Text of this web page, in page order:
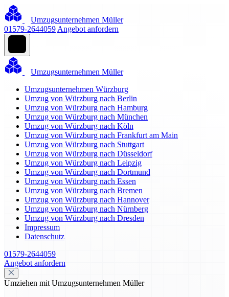
Umzugsunternehmen Müller
01579-2644059 Angebot anfordern
Umzugsunternehmen Müller
Umzugsunternehmen Würzburg
Umzug von Würzburg nach Berlin
Umzug von Würzburg nach Hamburg
Umzug von Würzburg nach München
Umzug von Würzburg nach Köln
Umzug von Würzburg nach Frankfurt am Main
Umzug von Würzburg nach Stuttgart
Umzug von Würzburg nach Düsseldorf
Umzug von Würzburg nach Leipzig
Umzug von Würzburg nach Dortmund
Umzug von Würzburg nach Essen
Umzug von Würzburg nach Bremen
Umzug von Würzburg nach Hannover
Umzug von Würzburg nach Nürnberg
Umzug von Würzburg nach Dresden
Impressum
Datenschutz
01579-2644059
Angebot anfordern
Umziehen mit Umzugsunternehmen Müller